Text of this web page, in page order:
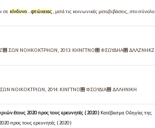
σε κίνδυνο φτώχειας , μετά τις κοινωνικές μεταβιβάσεις, στο σύνολο
ΣΩΝ ΝΟΗΚΟΚΤΡΗΩΝ, 2013: ΚΗΝΓΤΝΟ΢ ΦΣΩΥΔΗΑ΢ ΔΛΛΖΝΗΚΖ
ΝΟΙΚΟΚΤΡΙΩΝ, 2014: ΚΙΝΓΤΝΟ΢ ΦΣΩΥΔΙΑ΢ ΔΛΛΗΝΙΚΗ
έτους 2020 προς τους ερευνητές ( 2020 ) Κατέβασμα Οδηγίες της
προς τους ερευνητές ( 2020 )